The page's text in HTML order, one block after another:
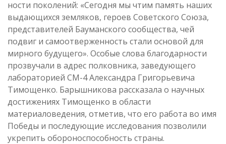
ности поколений: «Сегодня мы чтим память наших
выдающихся земляков, героев Советского Союза,
представителей Бауманского сообщества, чей
подвиг и самоотверженность стали основой для
мирного будущего». Особые слова благодарности
прозвучали в адрес полковника, заведующего
лабораторией СМ-4 Александра Григорьевича
Тимощенко. Барышникова рассказала о научных
достижениях Тимощенко в области
материаловедения, отметив, что его работа во имя
Победы и последующие исследования позволили
укрепить обороноспособность страны.